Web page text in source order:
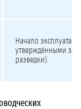
Начало
утверждёнными
разведки).